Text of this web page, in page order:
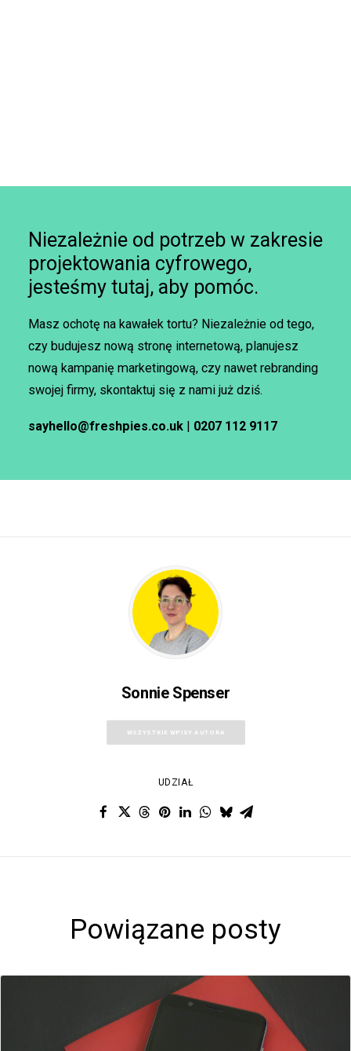
Niezależnie od potrzeb w zakresie
projektowania cyfrowego,
jesteśmy tutaj, aby pomóc.
Masz ochotę na kawałek tortu? Niezależnie od tego,
czy budujesz nową stronę internetową, planujesz
nową kampanię marketingową, czy nawet rebranding
swojej firmy, skontaktuj się z nami już dziś.
sayhello@freshpies.co.uk | 0207 112 9117
Sonnie Spenser
WSZYSTKIE WPISY AUTORA
UDZIAŁ
Powiązane posty